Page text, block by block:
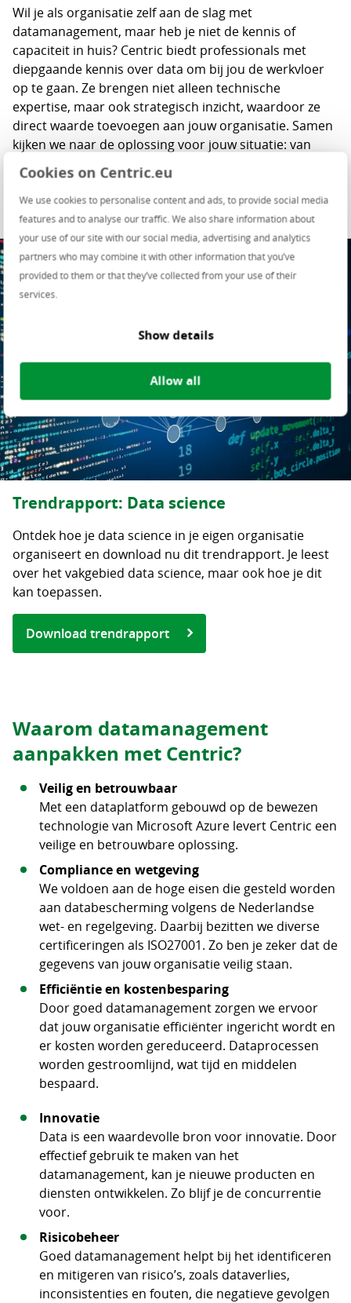
Cookies on Centric.eu
We use cookies to personalise content and ads, to provide social media
features and to analyse our traffic. We also share information about
your use of our site with our social media, advertising and analytics
partners who may combine it with other information that you’ve
provided to them or that they’ve collected from your use of their
services.
Show details
Allow all
Wil je als organisatie zelf aan de slag met
datamanagement, maar heb je niet de kennis of
capaciteit in huis? Centric biedt professionals met
diepgaande kennis over data om bij jou de werkvloer
op te gaan. Ze brengen niet alleen technische
expertise, maar ook strategisch inzicht, waardoor ze
direct waarde toevoegen aan jouw organisatie. Samen
kijken we naar de oplossing voor jouw situatie: van
detachering tot het uitbesteden van het gehele
project.
Trendrapport: Data science
Ontdek hoe je data science in je eigen organisatie
organiseert en download nu dit trendrapport. Je leest
over het vakgebied data science, maar ook hoe je dit
kan toepassen.
Download trendrapport
Waarom datamanagement
aanpakken met Centric?
Veilig en betrouwbaar
Met een dataplatform gebouwd op de bewezen
technologie van Microsoft Azure levert Centric een
veilige en betrouwbare oplossing.
Compliance en wetgeving
We voldoen aan de hoge eisen die gesteld worden
aan databescherming volgens de Nederlandse
wet- en regelgeving. Daarbij bezitten we diverse
certificeringen als ISO27001. Zo ben je zeker dat de
gegevens van jouw organisatie veilig staan.
Efficiëntie en kostenbesparing
Door goed datamanagement zorgen we ervoor
dat jouw organisatie efficiënter ingericht wordt en
er kosten worden gereduceerd. Dataprocessen
worden gestroomlijnd, wat tijd en middelen
bespaard.
Innovatie
Data is een waardevolle bron voor innovatie. Door
effectief gebruik te maken van het
datamanagement, kan je nieuwe producten en
diensten ontwikkelen. Zo blijf je de concurrentie
voor.
Risicobeheer
Goed datamanagement helpt bij het identificeren
en mitigeren van risico’s, zoals dataverlies,
inconsistenties en fouten, die negatieve gevolgen